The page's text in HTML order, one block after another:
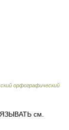
орфографический
см.